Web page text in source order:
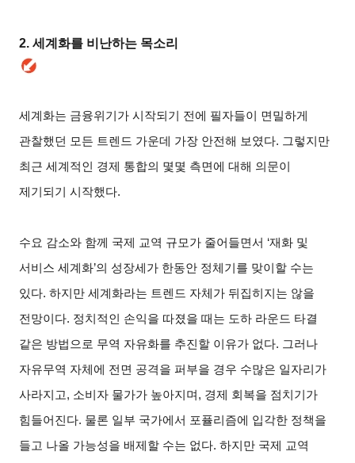
2.세계화를 비난하는 목소리
세계화는 금융위기가 시작되기 전에 필자들이 면밀하게
관찰했던 모든 트렌드 가운데 가장 안전해 보였다. 그렇지만
최근 세계적인 경제 통합의 몇몇 측면에 대해 의문이
제기되기 시작했다.
수요 감소와 함께 국제 교역 규모가 줄어들면서 ‘재화 및
서비스 세계화’의 성장세가 한동안 정체기를 맞이할 수는
있다. 하지만 세계화라는 트렌드 자체가 뒤집히지는 않을
전망이다. 정치적인 손익을 따졌을 때는 도하 라운드 타결
같은 방법으로 무역 자유화를 추진할 이유가 없다. 그러나
자유무역 자체에 전면 공격을 퍼부을 경우 수많은 일자리가
사라지고, 소비자 물가가 높아지며, 경제 회복을 점치기가
힘들어진다. 물론 일부 국가에서 포퓰리즘에 입각한 정책을
들고 나올 가능성을 배제할 수는 없다. 하지만 국제 교역